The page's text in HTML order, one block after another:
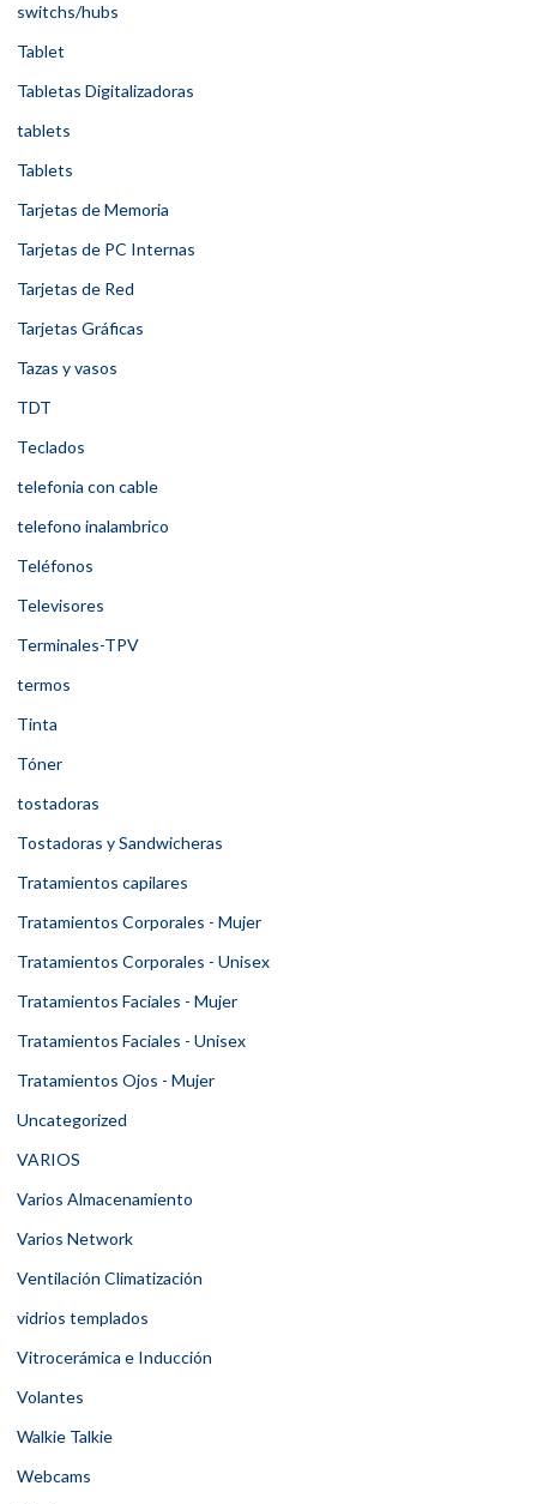
switchs/hubs
Tablet
Tabletas Digitalizadoras
tablets
Tablets
Tarjetas de Memoria
Tarjetas de PC Internas
Tarjetas de Red
Tarjetas Gráficas
Tazas y vasos
TDT
Teclados
telefonia con cable
telefono inalambrico
Teléfonos
Televisores
Terminales-TPV
termos
Tinta
Tóner
tostadoras
Tostadoras y Sandwicheras
Tratamientos capilares
Tratamientos Corporales - Mujer
Tratamientos Corporales - Unisex
Tratamientos Faciales - Mujer
Tratamientos Faciales - Unisex
Tratamientos Ojos - Mujer
Uncategorized
VARIOS
Varios Almacenamiento
Varios Network
Ventilación Climatización
vidrios templados
Vitrocerámica e Inducción
Volantes
Walkie Talkie
Webcams